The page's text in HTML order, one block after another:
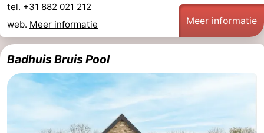
tel. +31 882 021 212
web. Meer informatie Meer informatie
Badhuis Bruis Pool